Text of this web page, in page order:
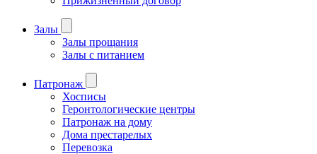
Залы
Залы прощания
Залы с питанием
Патронаж
Хосписы
Геронтологические центры
Патронаж на дому
Дома престарелых
Перевозка